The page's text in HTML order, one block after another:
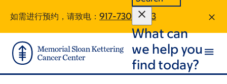
main
content
footer
如需进行预约，请致电： 917-730-9823
What can
we help you
find today?